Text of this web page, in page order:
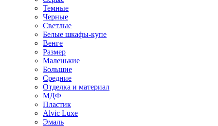
Темные
Черные
Светлые
Белые шкафы-купе
Венге
Размер
Маленькие
Большие
Средние
Отделка и материал
МДФ
Пластик
Alvic Luxe
Эмаль